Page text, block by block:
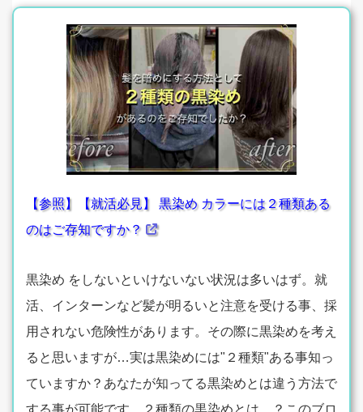
【参照】【就活必見】 黒染め カラーには２種類ある
のはご存知ですか？
黒染め をしないといけないない状況は多いはず。就
活、インターンなど髪が明るいと注意を受ける事、採
用されない危険性があります。その際に黒染めを考え
ると思いますが…実は黒染めには"２種類"ある事知っ
ていますか？あなたが知ってる黒染めとは違う方法で
する事が可能です。２種類の黒染めとは…？このブロ